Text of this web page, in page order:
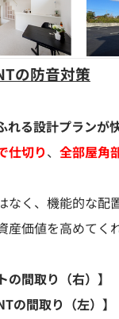
の防音対策
れる設計プランが
仕切り、 全部屋角
なく、機能的な配
価値を高めてくれ
トの間取り（右）
の間取り（左）】